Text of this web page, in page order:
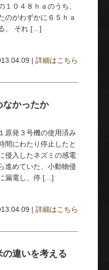
０４８ｈａのうち、
のがわずかに６５ｈａ
。 それ […]
|詳細はこちら
なかったか
原発３号機の使用済み
間にわたり停止したと
侵入したネズミの感電
進めていた、小動物侵
漏電し、停 […]
|詳細はこちら
違いを考える